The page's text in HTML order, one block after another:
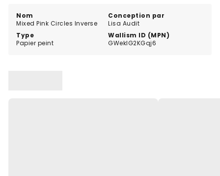
Nom
Mixed Pink Circles Inverse
Conception par
Lisa Audit
Type
Papier peint
Wallism ID (MPN)
GWeklG2KGqj6